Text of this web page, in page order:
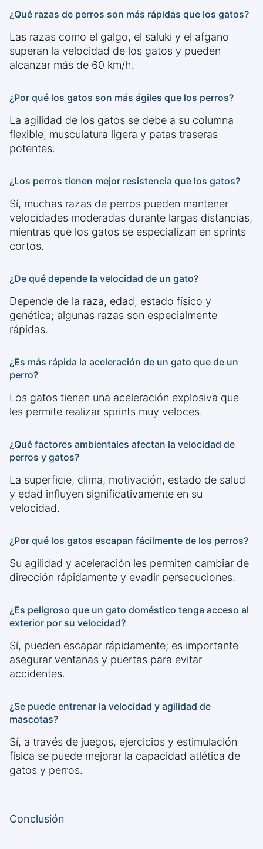
¿Qué razas de perros son más rápidas que los gatos?
Las razas como el galgo, el saluki y el afgano
superan la velocidad de los gatos y pueden
alcanzar más de 60 km/h.
¿Por qué los gatos son más ágiles que los perros?
La agilidad de los gatos se debe a su columna
flexible, musculatura ligera y patas traseras
potentes.
¿Los perros tienen mejor resistencia que los gatos?
Sí, muchas razas de perros pueden mantener
velocidades moderadas durante largas distancias,
mientras que los gatos se especializan en sprints
cortos.
¿De qué depende la velocidad de un gato?
Depende de la raza, edad, estado físico y
genética; algunas razas son especialmente
rápidas.
¿Es más rápida la aceleración de un gato que de un
perro?
Los gatos tienen una aceleración explosiva que
les permite realizar sprints muy veloces.
¿Qué factores ambientales afectan la velocidad de
perros y gatos?
La superficie, clima, motivación, estado de salud
y edad influyen significativamente en su
velocidad.
¿Por qué los gatos escapan fácilmente de los perros?
Su agilidad y aceleración les permiten cambiar de
dirección rápidamente y evadir persecuciones.
¿Es peligroso que un gato doméstico tenga acceso al
exterior por su velocidad?
Sí, pueden escapar rápidamente; es importante
asegurar ventanas y puertas para evitar
accidentes.
¿Se puede entrenar la velocidad y agilidad de
mascotas?
Sí, a través de juegos, ejercicios y estimulación
física se puede mejorar la capacidad atlética de
gatos y perros.
Conclusión